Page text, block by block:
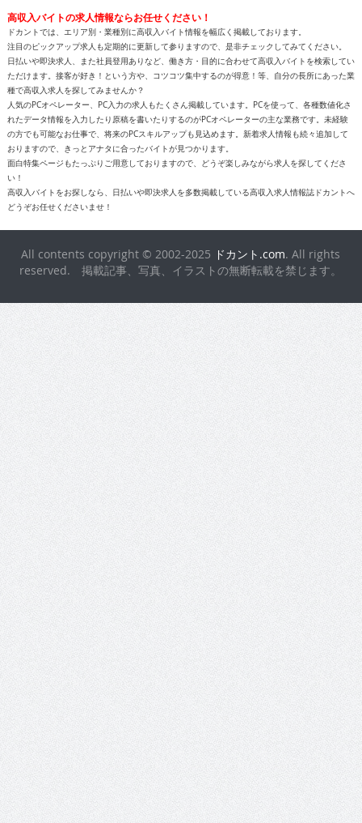
高収入バイトの求人情報ならお任せください！
ドカントでは、エリア別・業種別に高収入バイト情報を幅広く掲載しております。
注目のピックアップ求人も定期的に更新して参りますので、是非チェックしてみてください。
日払いや即決求人、また社員登用ありなど、働き方・目的に合わせて高収入バイトを検索してい
ただけます。接客が好き！という方や、コツコツ集中するのが得意！等、自分の長所にあった業
種で高収入求人を探してみませんか？
人気のPCオペレーター、PC入力の求人もたくさん掲載しています。PCを使って、各種数値化さ
れたデータ情報を入力したり原稿を書いたりするのがPCオペレーターの主な業務です。未経験
の方でも可能なお仕事で、将来のPCスキルアップも見込めます。新着求人情報も続々追加して
おりますので、きっとアナタに合ったバイトが見つかります。
面白特集ページもたっぷりご用意しておりますので、どうぞ楽しみながら求人を探してくださ
い！
高収入バイトをお探しなら、日払いや即決求人を多数掲載している高収入求人情報誌ドカントへ
どうぞお任せくださいませ！
All contents copyright © 2002-2025 ドカント.com. All rights
reserved. 掲載記事、写真、イラストの無断転載を禁じます。